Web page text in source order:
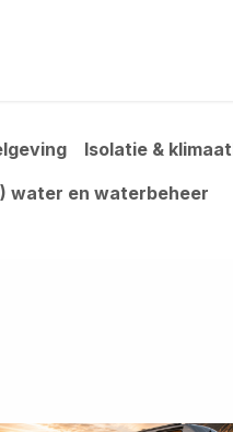
Isolatie &
water en waterbeheer